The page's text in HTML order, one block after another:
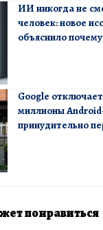
ИИ никогда не
человек: новое
объяснило почему
Google
миллионы
принудительно
понравиться